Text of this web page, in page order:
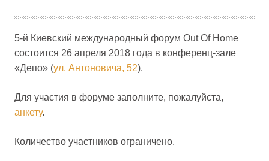
5-й Киевский международный форум Out Of Home
состоится 26 апреля 2018 года в конференц-зале
«Депо» (ул. Антоновича, 52).
Для участия в форуме заполните, пожалуйста,
анкету.
Количество участников ограничено.